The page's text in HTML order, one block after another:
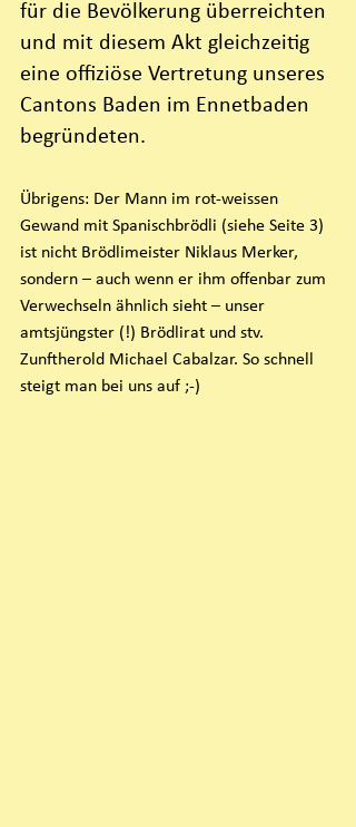
für die Bevölkerung überreichten
und mit diesem Akt gleichzeitig
eine offiziöse Vertretung unseres
Cantons Baden im Ennetbaden
begründeten.
Übrigens: Der Mann im rot-weissen
Gewand mit Spanischbrödli (siehe Seite 3)
ist nicht Brödlimeister Niklaus Merker,
sondern – auch wenn er ihm offenbar zum
Verwechseln ähnlich sieht – unser
amtsjüngster (!) Brödlirat und stv.
Zunftherold Michael Cabalzar. So schnell
steigt man bei uns auf ;-)